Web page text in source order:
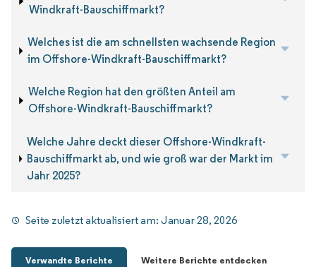
Windkraft-Bauschiffmarkt?
Welches ist die am schnellsten wachsende Region
im Offshore-Windkraft-Bauschiffmarkt?
Welche Region hat den größten Anteil am
Offshore-Windkraft-Bauschiffmarkt?
Welche Jahre deckt dieser Offshore-Windkraft-
Bauschiffmarkt ab, und wie groß war der Markt im
Jahr 2025?
Seite zuletzt aktualisiert am:Januar 28, 2026
Verwandte Berichte Weitere Berichte entdecken